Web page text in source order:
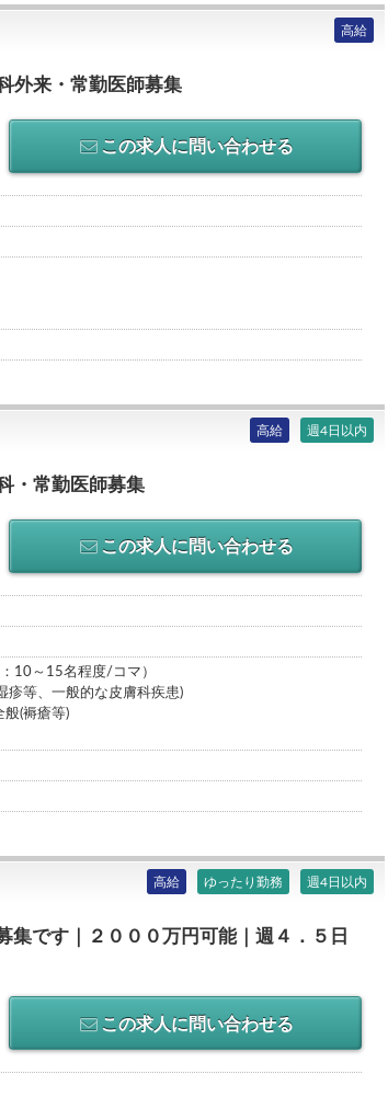
高給
外来・常勤医師募集
この求人に問い合わせる
高給 週4日以内
・常勤医師募集
この求人に問い合わせる
10～15名程度/コマ）
疹等、一般的な皮膚科疾患)
般(褥瘡等)
高給 ゆったり勤務 週4日以内
集です｜２０００万円可能｜週４．５日
この求人に問い合わせる